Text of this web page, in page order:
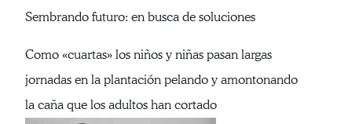
Sembrando futuro: en busca de soluciones
Como «cuartas» los niños y niñas pasan largas
jornadas en la plantación pelando y amontonando
la caña que los adultos han cortado